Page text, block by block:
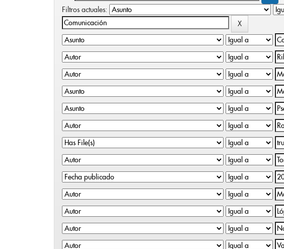
Filtros actuales: